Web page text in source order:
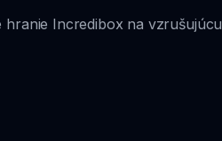
hranie Incredibox na vzrušujúcu